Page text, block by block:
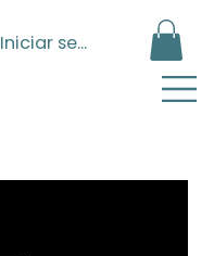
Iniciar sesión